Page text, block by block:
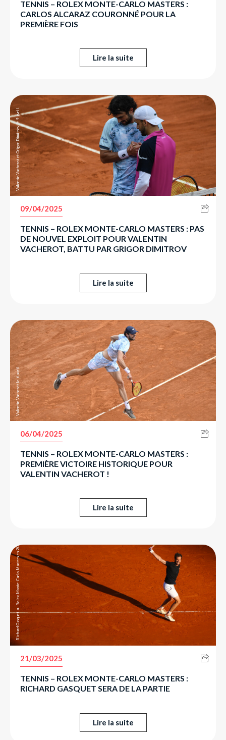
TENNIS – ROLEX MONTE-CARLO MASTERS :
CARLOS ALCARAZ COURONNÉ POUR LA
PREMIÈRE FOIS
Lire la suite
Valentin Vacherot et Grigor Dimitrov le 9 avril.
09/04/2025
TENNIS – ROLEX MONTE-CARLO MASTERS : PAS
DE NOUVEL EXPLOIT POUR VALENTIN
VACHEROT, BATTU PAR GRIGOR DIMITROV
Lire la suite
Valentin Vacherot le 6 avril.
06/04/2025
TENNIS – ROLEX MONTE-CARLO MASTERS :
PREMIÈRE VICTOIRE HISTORIQUE POUR
VALENTIN VACHEROT !
Lire la suite
Richard Gasquet au Rolex Monte-Carlo Masters en 2018.
21/03/2025
TENNIS – ROLEX MONTE-CARLO MASTERS :
RICHARD GASQUET SERA DE LA PARTIE
Lire la suite